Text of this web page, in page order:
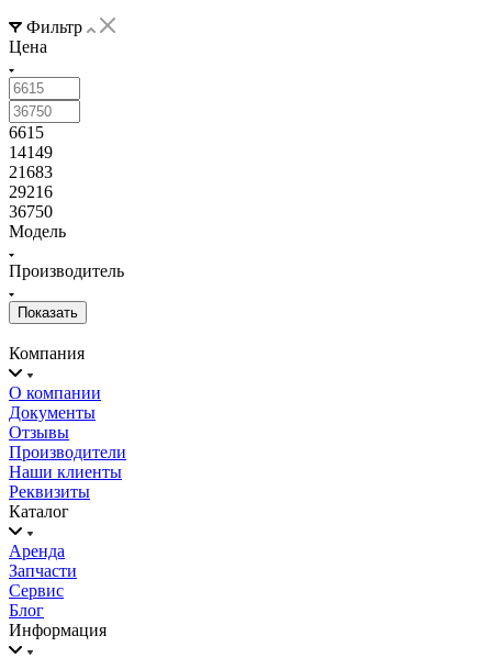
Фильтр
Цена
6615
14149
21683
29216
36750
Модель
Производитель
Компания
О компании
Документы
Отзывы
Производители
Наши клиенты
Реквизиты
Каталог
Аренда
Запчасти
Сервис
Блог
Информация